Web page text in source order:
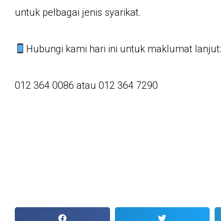
untuk pelbagai jenis syarikat.
Hubungi kami hari ini untuk maklumat
012 364 0086 atau 012 364 7290